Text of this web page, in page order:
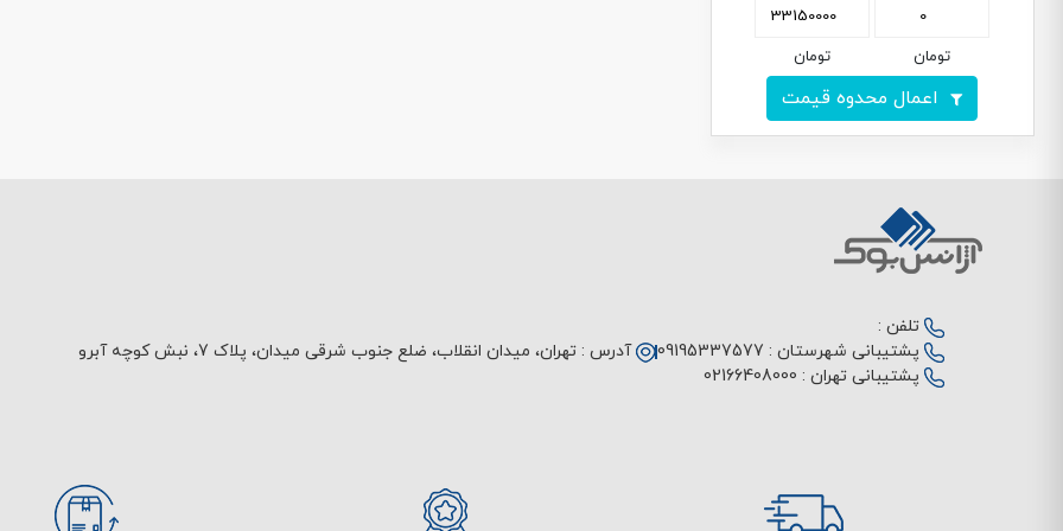
تومان تومان
اعمال محدوه قیمت
تلفن :
پشتیبانی شهرستان : 09195337577
پشتیبانی تهران : 02166408000
آدرس : تهران، میدان انقلاب، ضلع جنوب شرقی میدان، پلاک 7، نبش کوچه آبرو